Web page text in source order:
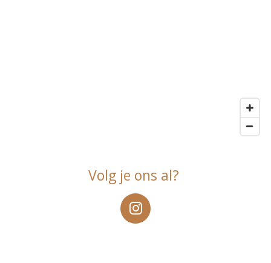
Volg je ons al?
I
n